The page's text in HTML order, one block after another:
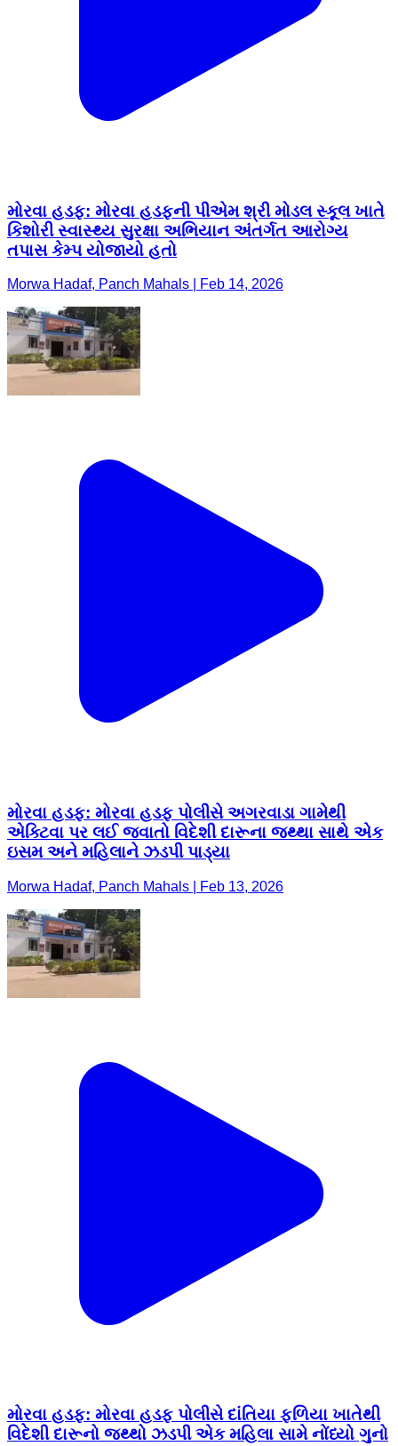
મોરવા હડફ: મોરવા હડફની પીએમ શ્રી મોડલ સ્કૂલ ખાતે
કિશોરી સ્વાસ્થ્ય સુરક્ષા અભિયાન અંતર્ગત આરોગ્ય
તપાસ કેમ્પ યોજાયો હતો
Morwa Hadaf, Panch Mahals | Feb 14, 2026
મોરવા હડફ: મોરવા હડફ પોલીસે અગરવાડા ગામેથી
એક્ટિવા પર લઈ જવાતો વિદેશી દારૂના જથ્થા સાથે એક
ઇસમ અને મહિલાને ઝડપી પાડ્યા
Morwa Hadaf, Panch Mahals | Feb 13, 2026
મોરવા હડફ: મોરવા હડફ પોલીસે દાંતિયા ફળિયા ખાતેથી
વિદેશી દારૂનો જથ્થો ઝડપી એક મહિલા સામે નોંધ્યો ગુનો